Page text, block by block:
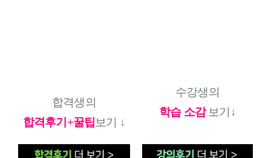
합격생의
합격후기+꿀팁보기 ↓
수강생의
학습 소감 보기 ↓